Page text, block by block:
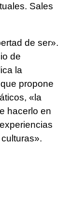
Sales
de ser».
de
la
propone
«la
hacerlo en